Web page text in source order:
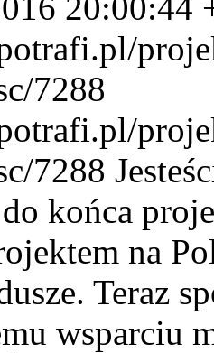
7288
7288
końca
na
Teraz
wsparciu